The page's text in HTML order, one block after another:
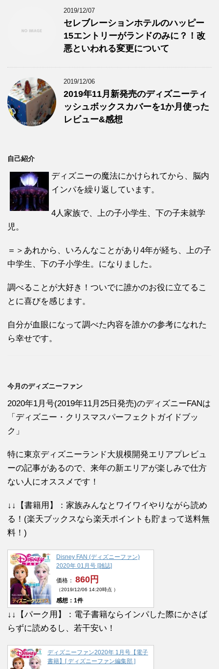
2019/12/07
セレブレーションホテルのハッピー
15エントリーがランドのみに？！改
悪といわれる変更について
2019/12/06
2019年11月新発売のディズニーティ
ッシュボックスカバーを1か月使った
レビュー&感想
自己紹介
ディズニーの魔法にかけられてから、脳内
インパを繰り返しています。
4人家族で、上の子小学生、下の子未就学
児。
＝＞あれから、いろんなことがあり4年が経ち、上の子
中学生、下の子小学生。になりました。
調べることが大好き！ついでに誰かのお役に立てるこ
とに喜びを感じます。
自分が血眼になって調べた内容を誰かの参考になれた
ら幸せです。
今月のディズニーファン
2020年1月号(2019年11月25日発売)のディズニーFANは
「ディズニー・クリスマスパーフェクトガイドブッ
ク」
特に東京ディズニーランド大規模開発エリアプレビュ
ーの記事があるので、来年の新エリアが楽しみで仕方
ない人にオススメです！
↓↓【書籍用】：家族みんなとワイワイやりながら読め
る！(楽天ブックスなら楽天ポイントも貯まって送料無
料！)
Disney FAN (ディズニーファン)
2020年 01月号 [雑誌]
価格： 860円
（2019/12/06 14:20時点 ）
感想：1件
↓↓【パーク用】：電子書籍ならインパした際にかさば
らずに読めるし、若干安い！
ディズニーファン2020年 1月号【電子
書籍】[ ディズニーファン編集部 ]